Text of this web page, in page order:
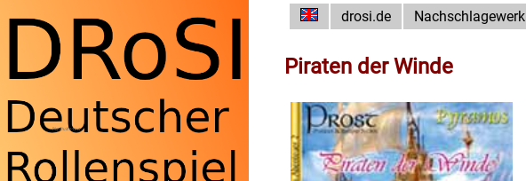
drosi.de Nachschlagewerk
Piraten der Winde